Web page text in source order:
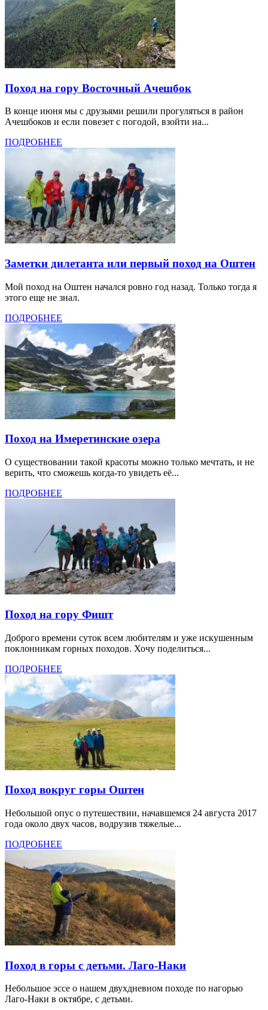
Поход на гору Восточный Ачешбок
В конце июня мы с друзьями решили прогуляться в район
Ачешбоков и если повезет с погодой, взойти на...
ПОДРОБНЕЕ
Заметки дилетанта или первый поход на Оштен
Мой поход на Оштен начался ровно год назад. Только тогда я
этого еще не знал.
ПОДРОБНЕЕ
Поход на Имеретинские озера
О существовании такой красоты можно только мечтать, и не
верить, что сможешь когда-то увидеть её...
ПОДРОБНЕЕ
Поход на гору Фишт
Доброго времени суток всем любителям и уже искушенным
поклонникам горных походов. Хочу поделиться...
ПОДРОБНЕЕ
Поход вокруг горы Оштен
Небольшой опус о путешествии, начавшемся 24 августа 2017
года около двух часов, водрузив тяжелые...
ПОДРОБНЕЕ
Поход в горы с детьми. Лаго-Наки
Небольшое эссе о нашем двухдневном походе по нагорью
Лаго-Наки в октябре, с детьми.